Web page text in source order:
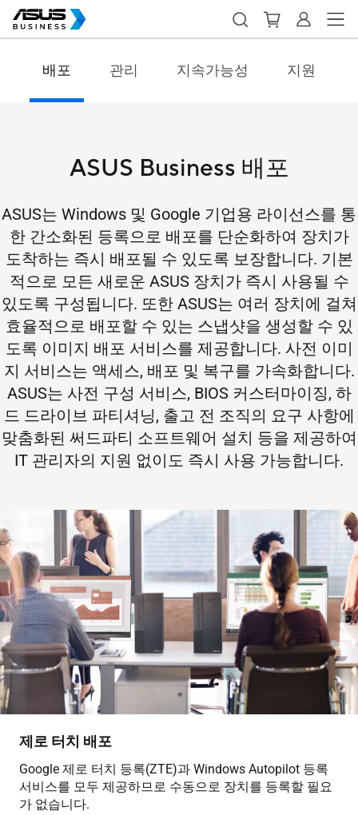
배포 관리 지속가능성 지원
ASUS Business 배포
ASUS는 Windows 및 Google 기업용 라이선스를 통
한 간소화된 등록으로 배포를 단순화하여 장치가
도착하는 즉시 배포될 수 있도록 보장합니다. 기본
적으로 모든 새로운 ASUS 장치가 즉시 사용될 수
있도록 구성됩니다. 또한 ASUS는 여러 장치에 걸쳐
효율적으로 배포할 수 있는 스냅샷을 생성할 수 있
도록 이미지 배포 서비스를 제공합니다. 사전 이미
지 서비스는 액세스, 배포 및 복구를 가속화합니다.
ASUS는 사전 구성 서비스, BIOS 커스터마이징, 하
드 드라이브 파티셔닝, 출고 전 조직의 요구 사항에
맞춤화된 써드파티 소프트웨어 설치 등을 제공하여
IT 관리자의 지원 없이도 즉시 사용 가능합니다.
제로 터치 배포
Google 제로 터치 등록(ZTE)과 Windows Autopilot 등록
서비스를 모두 제공하므로 수동으로 장치를 등록할 필요
가 없습니다.